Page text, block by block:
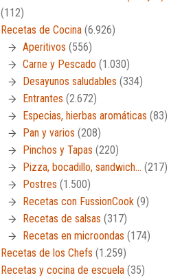
(112)
Recetas de Cocina (6.926)
Aperitivos (556)
Carne y Pescado (1.030)
Desayunos saludables (334)
Entrantes (2.672)
Especias, hierbas aromáticas (83)
Pan y varios (208)
Pinchos y Tapas (220)
Pizza, bocadillo, sandwich… (217)
Postres (1.500)
Recetas con FussionCook (9)
Recetas de salsas (317)
Recetas en microondas (174)
Recetas de los Chefs (1.259)
Recetas y cocina de escuela (35)